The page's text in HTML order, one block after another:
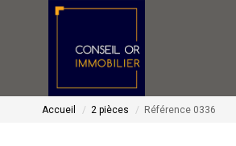
Accueil 2 pièces Référence 0336